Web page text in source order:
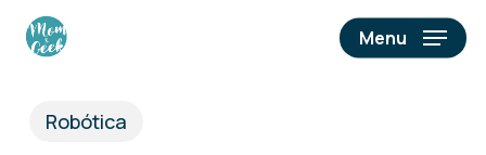
Skip
content
Menu
Robótica